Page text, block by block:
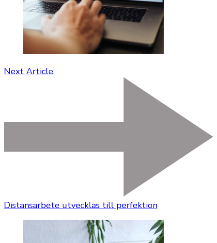
Next Article
Distansarbete utvecklas till perfektion